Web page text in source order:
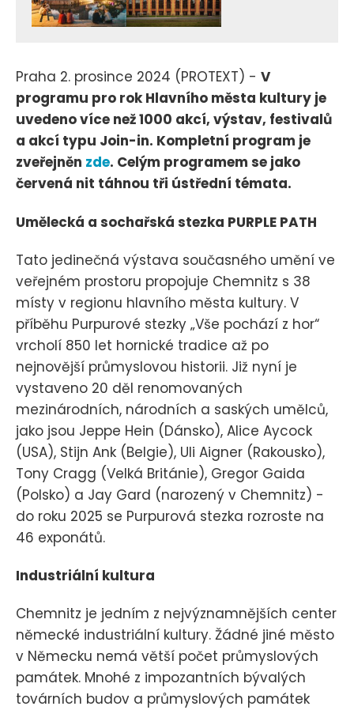
Praha 2. prosince 2024 (PROTEXT) - V
programu pro rok Hlavního města kultury je
uvedeno více než 1000 akcí, výstav, festivalů
a akcí typu Join-in. Kompletní program je
zveřejněn zde. Celým programem se jako
červená nit táhnou tři ústřední témata.
Umělecká a sochařská stezka PURPLE PATH
Tato jedinečná výstava současného umění ve
veřejném prostoru propojuje Chemnitz s 38
místy v regionu hlavního města kultury. V
příběhu Purpurové stezky „Vše pochází z hor“
vrcholí 850 let hornické tradice až po
nejnovější průmyslovou historii. Již nyní je
vystaveno 20 děl renomovaných
mezinárodních, národních a saských umělců,
jako jsou Jeppe Hein (Dánsko), Alice Aycock
(USA), Stijn Ank (Belgie), Uli Aigner (Rakousko),
Tony Cragg (Velká Británie), Gregor Gaida
(Polsko) a Jay Gard (narozený v Chemnitz) -
do roku 2025 se Purpurová stezka rozroste na
46 exponátů.
Industriální kultura
Chemnitz je jedním z nejvýznamnějších center
německé industriální kultury. Žádné jiné město
v Německu nemá větší počet průmyslových
památek. Mnohé z impozantních bývalých
továrních budov a průmyslových památek